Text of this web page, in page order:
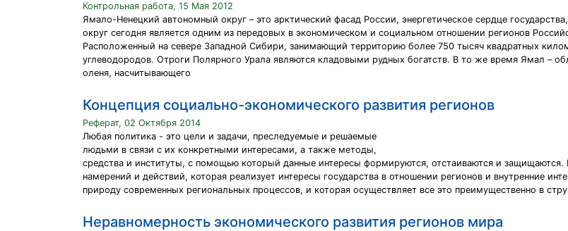
Контрольная работа, 15 Мая 2012
Ямало-Ненецкий автономный округ – это арктический фасад России, энергетическое сердце
округ сегодня является одним из передовых в экономическом и социальном отношении регионов
Расположенный на севере Западной Сибири, занимающий территорию более 750 тысяч квадратных
углеводородов. Отроги Полярного Урала являются кладовыми рудных богатств. В то же время Ямал –
оленя, насчитывающего
Концепция социально-экономического развития регионов
Реферат, 02 Октября 2014
Любая политика - это цели и задачи, преследуемые и решаемые
людьми в связи с их конкретными интересами, а также методы,
средства и институты, с помощью который данные интересы формируются, отстаиваются и
намерений и действий, которая реализует интересы государства в отношении регионов и внутренние
природу современных региональных процессов, и которая осуществляет все это преимущественно в
Неравномерность экономического развития регионов мира